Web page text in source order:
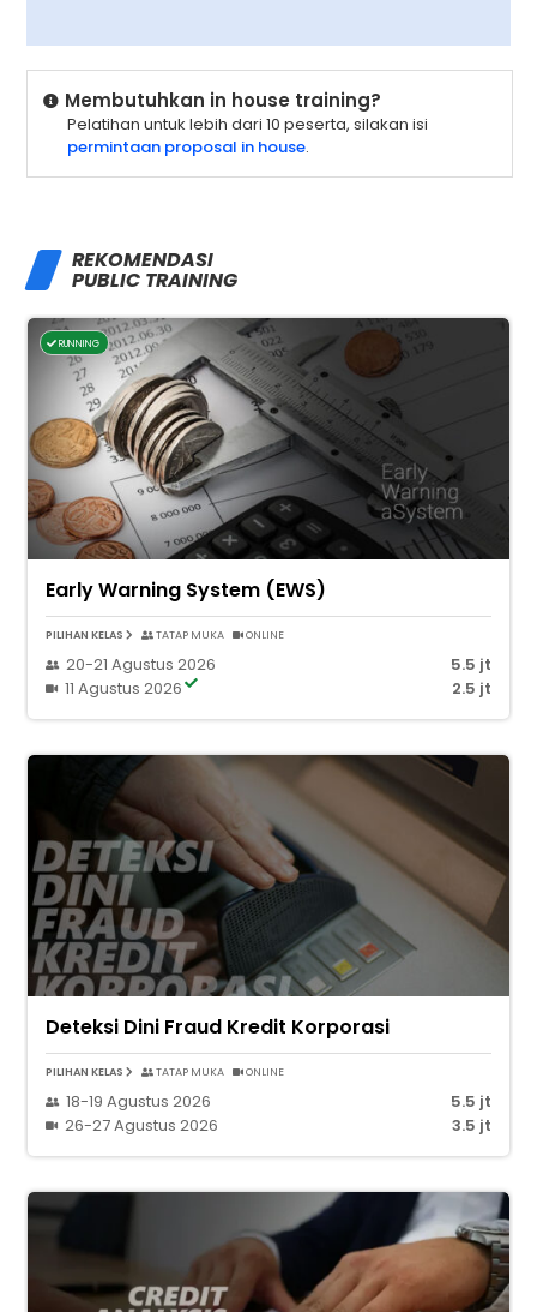
Membutuhkan in house training?
Pelatihan untuk lebih dari 10 peserta, silakan isi
permintaan proposal in house.
REKOMENDASI
PUBLIC TRAINING
RUNNING
Early Warning System (EWS)
PILIHAN KELAS TATAP MUKA ONLINE
20-21 Agustus 2026
5.5 jt
11 Agustus 2026
2.5 jt
Deteksi Dini Fraud Kredit Korporasi
PILIHAN KELAS TATAP MUKA ONLINE
18-19 Agustus 2026
5.5 jt
26-27 Agustus 2026
3.5 jt